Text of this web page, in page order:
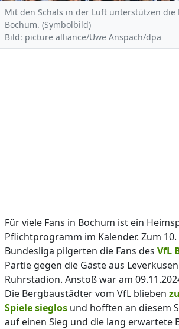
Mit den Schals in der Luft unterstützen die
Bochum. (Symbolbild)
Bild: picture alliance/Uwe Anspach/dpa
Für viele Fans in Bochum ist ein
Pflichtprogramm im Kalender. Zum
Bundesliga pilgerten die Fans des VfL
Partie gegen die Gäste aus
Ruhrstadion. Anstoß war am
Die Bergbaustädter vom VfL blieben
Spiele sieglos und hofften an diesem
auf einen Sieg und die lang erwartete